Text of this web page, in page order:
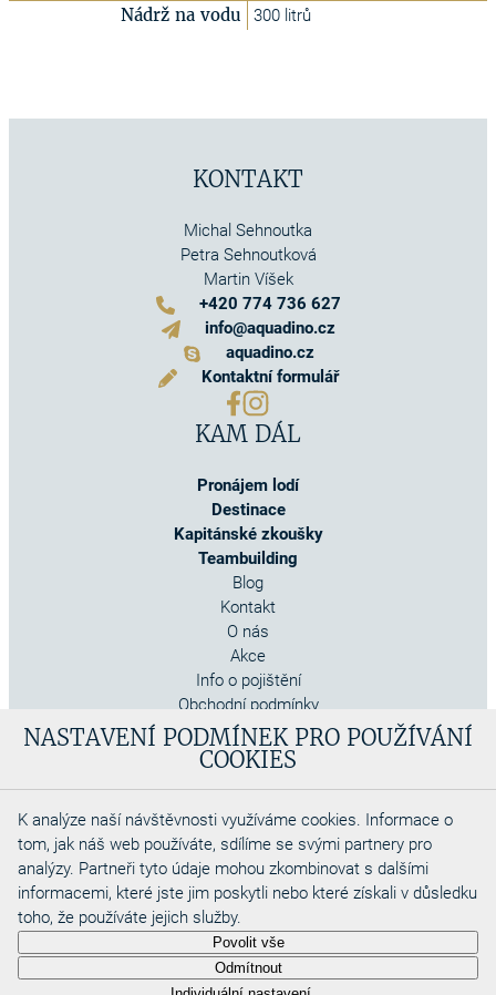
NASTAVENÍ PODMÍNEK PRO POUŽÍVÁNÍ
COOKIES
K analýze naší návštěvnosti využíváme cookies. Informace o
tom, jak náš web používáte, sdílíme se svými partnery pro
analýzy. Partneři tyto údaje mohou zkombinovat s dalšími
informacemi, které jste jim poskytli nebo které získali v důsledku
toho, že používáte jejich služby.
Povolit vše
Odmítnout
Nádrž na vodu 300 litrů
KONTAKT
Michal Sehnoutka
Petra Sehnoutková
Martin Víšek
+420 774 736 627
info@aquadino.cz
aquadino.cz
Kontaktní formulář
KAM DÁL
Pronájem lodí
Destinace
Kapitánské zkoušky
Teambuilding
Blog
Kontakt
O nás
Akce
Info o pojištění
Obchodní podmínky
Cookies
Copyright 2026
Aquadino s.r.o
Webdesigned by